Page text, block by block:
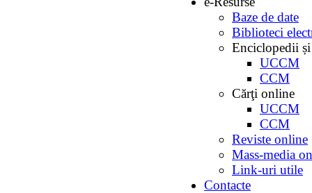
Baze de date
Biblioteci
Enciclopedii
UCCM
CCM
Cărţi online
UCCM
CCM
Reviste online
Mass-media
Link-uri utile
Contacte